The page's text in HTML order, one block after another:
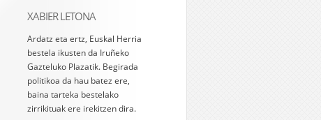
XABIER LETONA
Ardatz eta ertz, Euskal Herria
bestela ikusten da Iruñeko
Gazteluko Plazatik. Begirada
politikoa da hau batez ere,
baina tarteka bestelako
zirrikituak ere irekitzen dira.